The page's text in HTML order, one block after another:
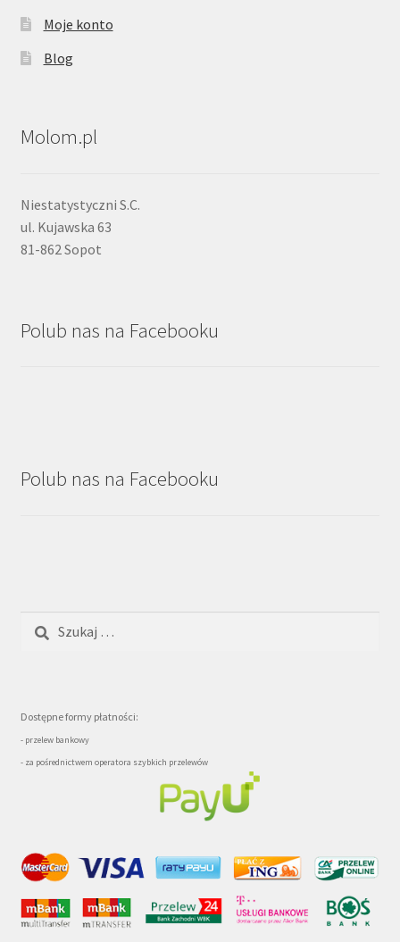
Moje konto
Blog
Molom.pl
Niestatystyczni S.C.
ul. Kujawska 63
81-862 Sopot
Polub nas na Facebooku
Polub nas na Facebooku
Dostępne formy płatności:
- przelew bankowy
- za pośrednictwem operatora szybkich przelewów